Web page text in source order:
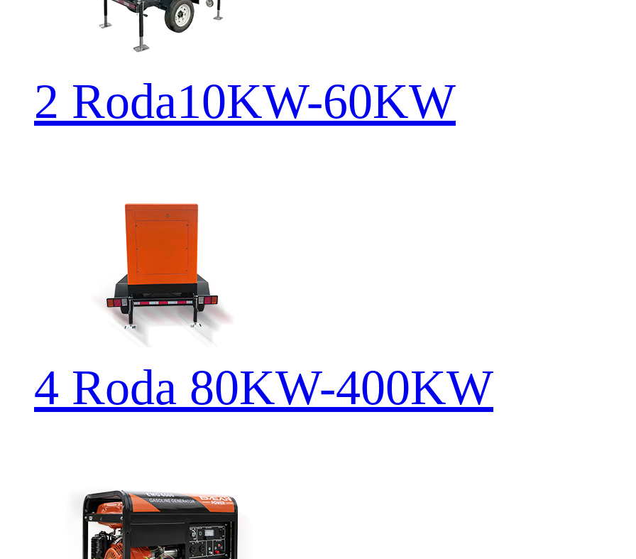
2 Roda10KW-60KW
4 Roda 80KW-400KW